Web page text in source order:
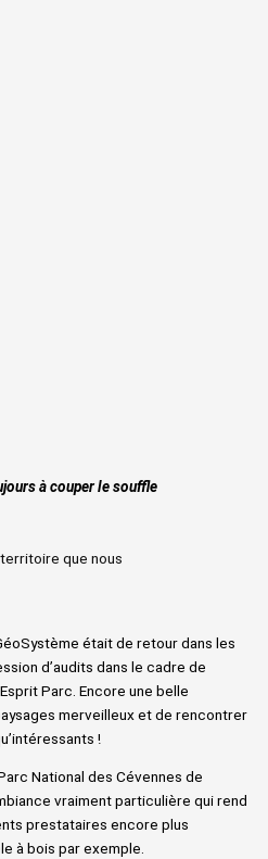
à couper le souffle
que nous
était de retour dans les
d’audits dans le cadre de
Parc. Encore une belle
merveilleux et de rencontrer
!
National des Cévennes de
vraiment particulière qui rend
prestataires encore plus
à bois par exemple.